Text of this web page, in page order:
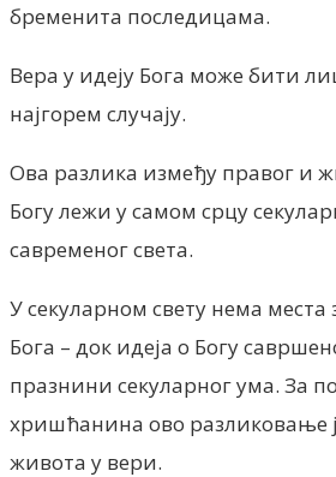
бременита последицама.
Вера у идеју Бога може бити
најгорем случају.
Ова разлика између правог и
Богу лежи у самом срцу
савременог света.
У секуларном свету нема
Бога – док идеја о Богу
празнини секуларног ума. За
хришћанина ово разликовање
живота у вери.